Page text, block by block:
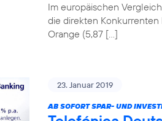
Im europäischen
die direkten Konkurrenten
Orange (5,87 […]
23. Januar 2019
AB SOFORT SPAR- UND